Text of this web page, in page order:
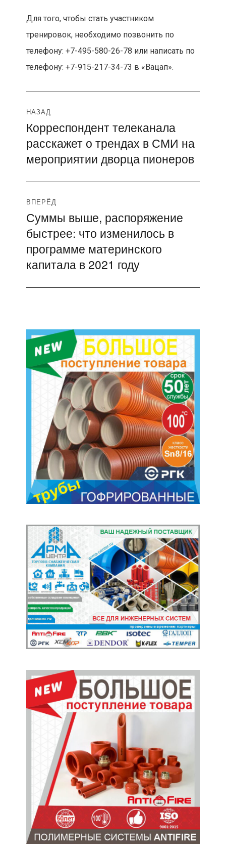
Для того, чтобы стать участником
тренировок, необходимо позвонить по
телефону: +7-495-580-26-78 или написать по
телефону: +7-915-217-34-73 в «Вацап».
Навигация
по
записям
НАЗАД
Предыдущая
запись:
Корреспондент телеканала
расскажет о трендах в СМИ на
мероприятии дворца пионеров
ВПЕРЁД
Следующая
запись:
Суммы выше, распоряжение
быстрее: что изменилось в
программе материнского
капитала в 2021 году